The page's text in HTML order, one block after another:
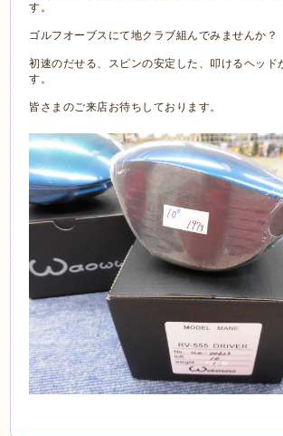
す。
ゴルフオーブスにて地クラブ組んでみませんか？
初速のだせる、スピンの安定した、叩けるヘッド
す。
皆さまのご来店お待ちしております。